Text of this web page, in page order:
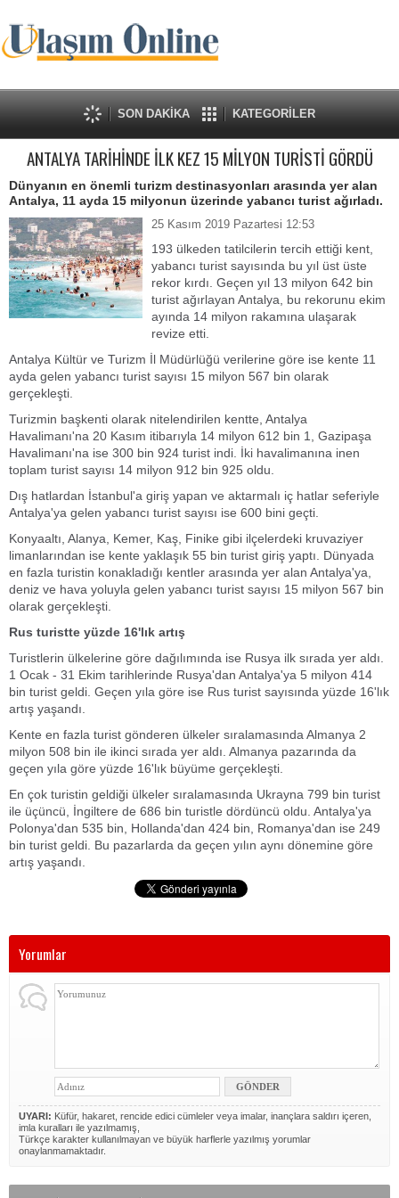
SON DAKİKA KATEGORİLER
ANTALYA TARİHİNDE İLK KEZ 15 MİLYON TURİSTİ GÖRDÜ
Dünyanın en önemli turizm destinasyonları arasında yer alan
Antalya, 11 ayda 15 milyonun üzerinde yabancı turist ağırladı.
25 Kasım 2019 Pazartesi 12:53
193 ülkeden tatilcilerin tercih ettiği kent,
yabancı turist sayısında bu yıl üst üste
rekor kırdı. Geçen yıl 13 milyon 642 bin
turist ağırlayan Antalya, bu rekorunu ekim
ayında 14 milyon rakamına ulaşarak
revize etti.
Antalya Kültür ve Turizm İl Müdürlüğü verilerine göre ise kente 11
ayda gelen yabancı turist sayısı 15 milyon 567 bin olarak
gerçekleşti.
Turizmin başkenti olarak nitelendirilen kentte, Antalya
Havalimanı'na 20 Kasım itibarıyla 14 milyon 612 bin 1, Gazipaşa
Havalimanı'na ise 300 bin 924 turist indi. İki havalimanına inen
toplam turist sayısı 14 milyon 912 bin 925 oldu.
Dış hatlardan İstanbul'a giriş yapan ve aktarmalı iç hatlar seferiyle
Antalya'ya gelen yabancı turist sayısı ise 600 bini geçti.
Konyaaltı, Alanya, Kemer, Kaş, Finike gibi ilçelerdeki kruvaziyer
limanlarından ise kente yaklaşık 55 bin turist giriş yaptı. Dünyada
en fazla turistin konakladığı kentler arasında yer alan Antalya'ya,
deniz ve hava yoluyla gelen yabancı turist sayısı 15 milyon 567 bin
olarak gerçekleşti.
Rus turistte yüzde 16'lık artış
Turistlerin ülkelerine göre dağılımında ise Rusya ilk sırada yer aldı.
1 Ocak - 31 Ekim tarihlerinde Rusya'dan Antalya'ya 5 milyon 414
bin turist geldi. Geçen yıla göre ise Rus turist sayısında yüzde 16'lık
artış yaşandı.
Kente en fazla turist gönderen ülkeler sıralamasında Almanya 2
milyon 508 bin ile ikinci sırada yer aldı. Almanya pazarında da
geçen yıla göre yüzde 16'lık büyüme gerçekleşti.
En çok turistin geldiği ülkeler sıralamasında Ukrayna 799 bin turist
ile üçüncü, İngiltere de 686 bin turistle dördüncü oldu. Antalya'ya
Polonya'dan 535 bin, Hollanda'dan 424 bin, Romanya'dan ise 249
bin turist geldi. Bu pazarlarda da geçen yılın aynı dönemine göre
artış yaşandı.
Yorumlar
UYARI: Küfür, hakaret, rencide edici cümleler veya imalar, inançlara saldırı içeren,
imla kuralları ile yazılmamış,
Türkçe karakter kullanılmayan ve büyük harflerle yazılmış yorumlar
onaylanmamaktadır.